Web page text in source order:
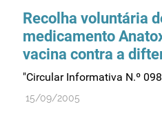
Controlo de qualidade
Cosméticos
Dispensa
Dispositivos médicos
Recolha voluntária
medicamento
vacina contra a
"Circular Informativa N.º
15/09/2005